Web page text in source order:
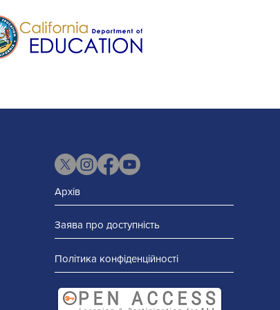
Архів
Заява про доступність
Політика конфіденційності